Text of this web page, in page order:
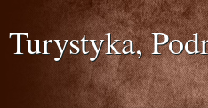
Turystyka,